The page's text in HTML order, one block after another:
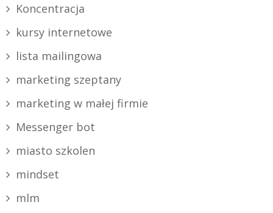
Koncentracja
kursy internetowe
lista mailingowa
marketing szeptany
marketing w małej firmie
Messenger bot
miasto szkolen
mindset
mlm